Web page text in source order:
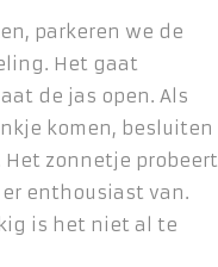
parkeren we de
Het gaat
de jas open. Als
komen, besluiten
zonnetje probeert
enthousiast van.
is het niet al te